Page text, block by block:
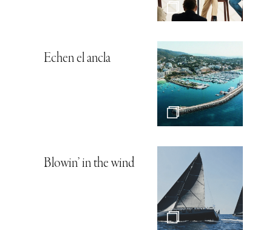
Echen el ancla
Blowin’ in the wind